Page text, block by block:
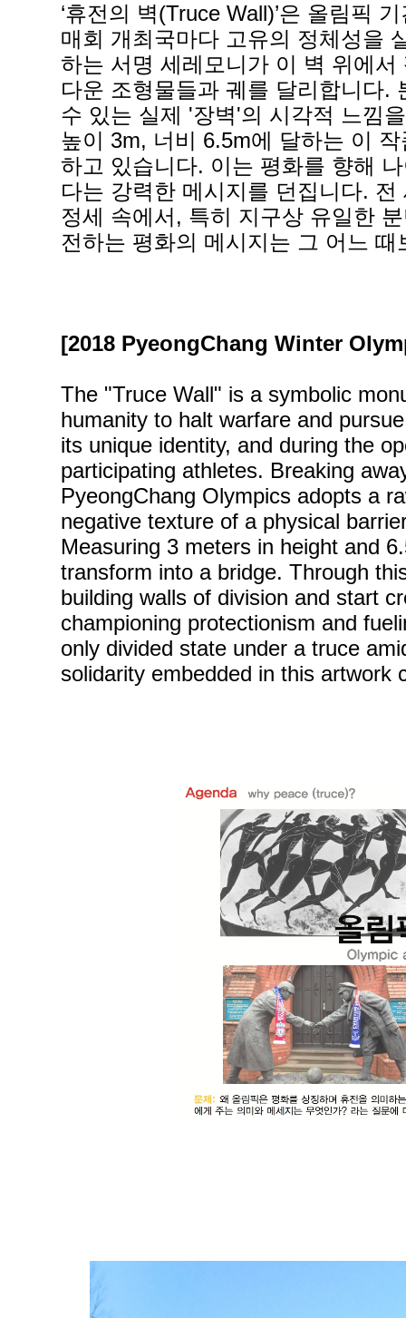
‘휴전의 벽(Truce Wall)’은 올림픽
매회 개최국마다 고유의 정체성을
하는 서명 세레모니가 이 벽 위에
다운 조형물들과 궤를 달리합니다.
수 있는 실제 '장벽'의 시각적 느낌
높이 3m, 너비 6.5m에 달하는 이
하고 있습니다. 이는 평화를 향해
다는 강력한 메시지를 던집니다.
정세 속에서, 특히 지구상 유일한
전하는 평화의 메시지는 그 어느
[2018 PyeongChang Winter
The "Truce Wall" is a symbolic
humanity to halt warfare and
its unique identity, and during the
participating athletes. Breaking
PyeongChang Olympics adopts a
negative texture of a physical
Measuring 3 meters in height and
transform into a bridge. Through
building walls of division and start
championing protectionism and
only divided state under a truce
solidarity embedded in this artwork